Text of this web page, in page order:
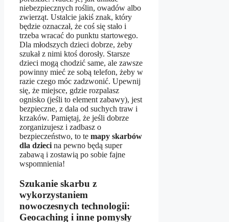
niebezpiecznych roślin, owadów albo
zwierząt. Ustalcie jakiś znak, który
będzie oznaczał, że coś się stało i
trzeba wracać do punktu startowego.
Dla młodszych dzieci dobrze, żeby
szukał z nimi ktoś dorosły. Starsze
dzieci mogą chodzić same, ale zawsze
powinny mieć ze sobą telefon, żeby w
razie czego móc zadzwonić. Upewnij
się, że miejsce, gdzie rozpalasz
ognisko (jeśli to element zabawy), jest
bezpieczne, z dala od suchych traw i
krzaków. Pamiętaj, że jeśli dobrze
zorganizujesz i zadbasz o
bezpieczeństwo, to te mapy skarbów
dla dzieci na pewno będą super
zabawą i zostawią po sobie fajne
wspomnienia!
Szukanie skarbu z
wykorzystaniem
nowoczesnych technologii:
Geocaching i inne pomysły